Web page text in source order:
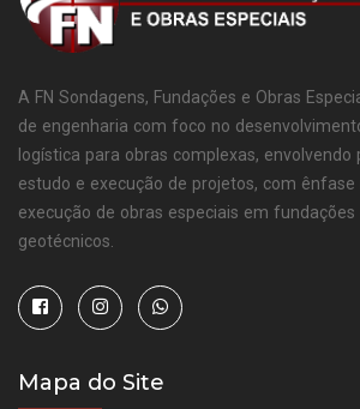
A FN Sondagens, Fundações e Obras
de engenharia com foco no
logística para obras complexas, envolvendo
estudo e execução de projetos, com
execução de obras especiais em fundações
geotécnicos.
Mapa do Site